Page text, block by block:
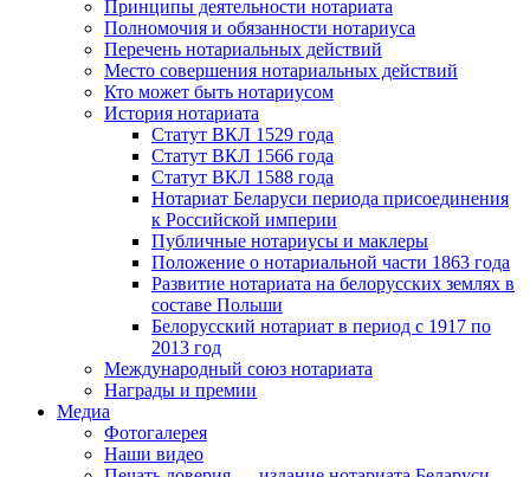
Принципы деятельности нотариата
Полномочия и обязанности нотариуса
Перечень нотариальных действий
Место совершения нотариальных действий
Кто может быть нотариусом
История нотариата
Статут ВКЛ 1529 года
Статут ВКЛ 1566 года
Статут ВКЛ 1588 года
Нотариат Беларуси периода присоединения
к Российской империи
Публичные нотариусы и маклеры
Положение о нотариальной части 1863 года
Развитие нотариата на белорусских землях в
составе Польши
Белорусский нотариат в период с 1917 по
2013 год
Международный союз нотариата
Награды и премии
Медиа
Фотогалерея
Наши видео